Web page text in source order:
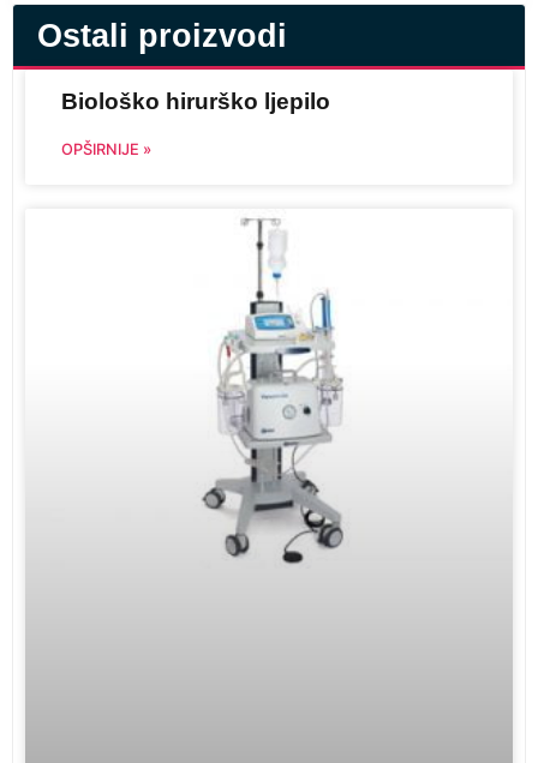
Ostali proizvodi
Biološko hirurško ljepilo
OPŠIRNIJE »